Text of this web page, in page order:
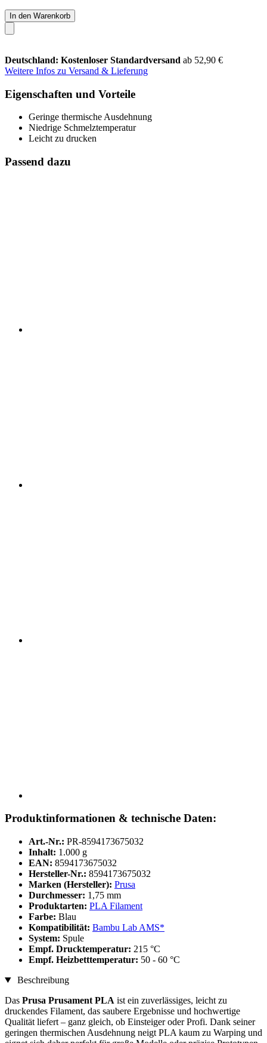
In den Warenkorb
Deutschland: Kostenloser Standardversand ab 52,90 €
Weitere Infos zu Versand & Lieferung
Eigenschaften und Vorteile
Geringe thermische Ausdehnung
Niedrige Schmelztemperatur
Leicht zu drucken
Passend dazu
Produktinformationen & technische Daten:
Art.-Nr.: PR-8594173675032
Inhalt: 1.000 g
EAN: 8594173675032
Hersteller-Nr.: 8594173675032
Marken (Hersteller): Prusa
Durchmesser: 1,75 mm
Produktarten: PLA Filament
Farbe: Blau
Kompatibilität: Bambu Lab AMS*
System: Spule
Empf. Drucktemperatur: 215 °C
Empf. Heizbetttemperatur: 50 - 60 °C
Beschreibung
Das Prusa Prusament PLA ist ein zuverlässiges, leicht zu
druckendes Filament, das saubere Ergebnisse und hochwertige
Qualität liefert – ganz gleich, ob Einsteiger oder Profi. Dank seiner
geringen thermischen Ausdehnung neigt PLA kaum zu Warping und